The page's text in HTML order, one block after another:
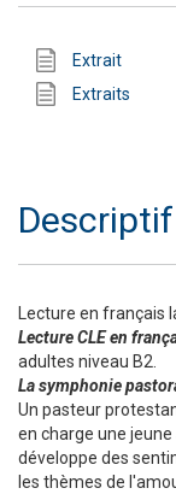
Extrait
Extraits
Descriptif
Lecture en français
Lecture CLE en
adultes niveau B2.
La symphonie
Un pasteur
en charge une
développe des
les thèmes de